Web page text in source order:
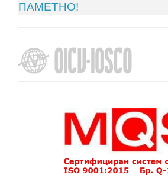
ПАМЕТНО!